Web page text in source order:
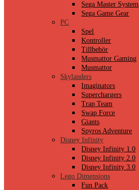
Sega Master System
Sega Game Gear
PC
Spel
Kontroller
Tillbehör
Musmattor Gaming
Musmattor
Skylanders
Imaginators
Superchargers
Trap Team
Swap Force
Giants
Spyros Adventure
Disney Infinity
Disney Infinity 1.0
Disney Infinity 2.0
Disney Infinity 3.0
Lego Dimensions
Fun Pack